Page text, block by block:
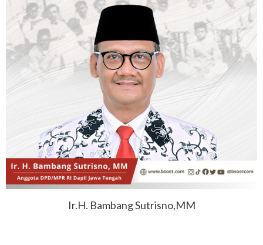
Ir.H. Bambang Sutrisno,MM